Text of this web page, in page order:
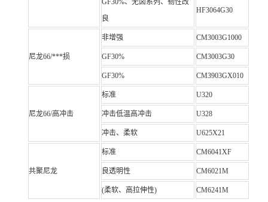
良
HF3064G30
尼龙66/***损
非增强 CM3003G1000
GF30% CM3003G30
GF30% CM3903GX010
尼龙66/高冲击
标准 U320
冲击低温高冲击 U328
冲击、柔软 U625X21
共聚尼龙
标准 CM6041XF
良透明性 CM6021M
(柔软、高拉伸性) CM6241M